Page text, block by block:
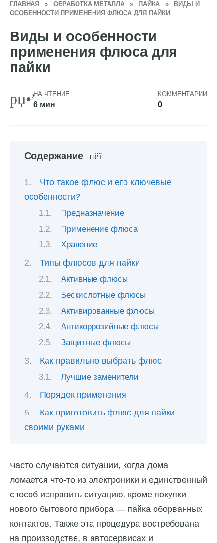
ГЛАВНАЯ » ОБРАБОТКА МЕТАЛЛА » ПАЙКА »
ВИДЫ И
ОСОБЕННОСТИ ПРИМЕНЕНИЯ ФЛЮСА ДЛЯ ПАЙКИ
Виды и особенности
применения флюса для
пайки
НА ЧТЕНИЕ
6 мин
КОММЕНТАРИИ
0
Содержание
Что такое флюс и его ключевые
особенности?
Предназначение
Применение флюса
Хранение
Типы флюсов для пайки
Активные флюсы
Бескислотные флюсы
Активированные флюсы
Антикоррозийные флюсы
Защитные флюсы
Как правильно выбрать флюс
Лучшие заменители
Порядок применения
Как приготовить флюс для пайки
своими руками
Часто случаются ситуации, когда дома
ломается что-то из электроники и единственный
способ исправить ситуацию, кроме покупки
нового бытового прибора — пайка оборванных
контактов. Также эта процедура востребована
на производстве, в автосервисах и